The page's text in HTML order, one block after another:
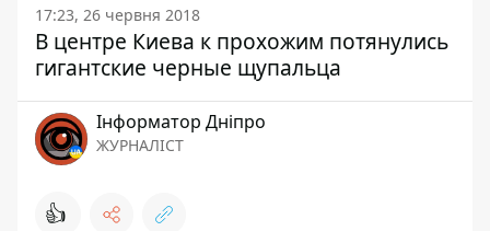
17:23, 26 червня 2018
В центре Киева к прохожим потянулись
гигантские черные щупальца
Інформатор Дніпро
ЖУРНАЛІСТ
👍